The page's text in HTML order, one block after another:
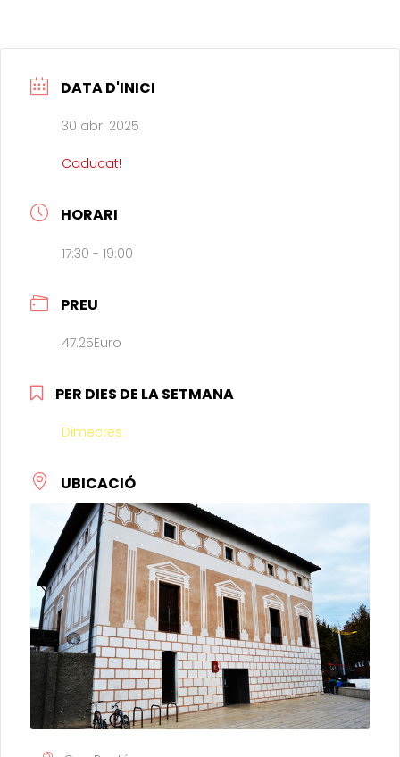
DATA D'INICI
30 abr. 2025
Caducat!
HORARI
17:30 - 19:00
PREU
47.25Euro
PER DIES DE LA SETMANA
Dimecres
UBICACIÓ